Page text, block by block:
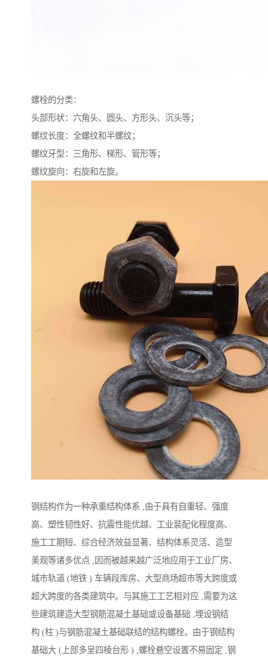
螺栓的分类：
头部形状：六角头、圆头、方形头、沉头等；
螺纹长度：全螺纹和半螺纹；
螺纹牙型：三角形、梯形、管形等；
螺纹旋向：右旋和左旋。
钢结构作为一种承重结构体系 ,由于具有自重轻、强度
高、塑性韧性好、抗震性能优越、工业装配化程度高、
施工工期短、综合经济效益显著、结构体系灵活、造型
美观等诸多优点 ,因而被越来越广泛地应用于工业厂房、
城市轨道 (地铁 ) 车辆段库房、大型商场超市等大跨度或
超大跨度的各类建筑中。与其施工工艺相对应 ,需要为这
些建筑建造大型钢筋混凝土基础或设备基础 ,埋设钢结
构 (柱 )与钢筋混凝土基础联结的结构螺栓。由于钢结构
基础大 (上部多呈四棱台形 ) ,螺栓悬空设置不易固定 ,钢